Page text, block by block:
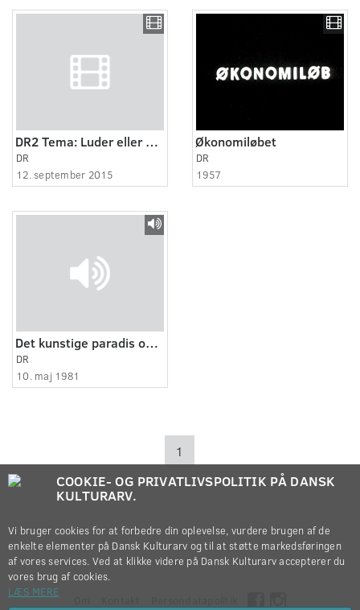
DR2 Tema: Luder eller Lommepenge
DR
12. september 2015
Økonomiløbet
DR
1957
Det kunstige paradis og dødes nål
DR
10. maj 1981
1
COOKIE- OG PRIVATLIVSPOLITIK PÅ DANSK
KULTURARV.
Vi bruger cookies for at forbedre din oplevelse, vurdere brugen af de
enkelte elementer på Dansk Kulturarv og til at støtte markedsføringen
af vores services. Ved at klikke videre på Dansk Kulturarv accepterer du
vores brug af cookies.
LÆS MERE